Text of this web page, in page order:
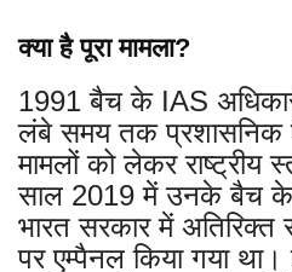
क्या है पूरा मामला?
1991 बैच के IAS
लंबे समय तक प्रशासनिक
मामलों को लेकर राष्ट्रीय
साल 2019 में उनके बैच के
भारत सरकार में
पर एम्पैनल किया गया